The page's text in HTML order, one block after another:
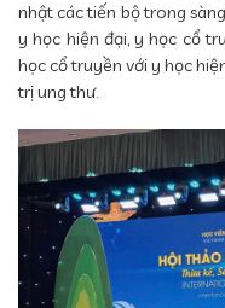
nhật các tiến bộ trong
y học hiện đại, y học cổ
học cổ truyền với y học
trị ung thư.